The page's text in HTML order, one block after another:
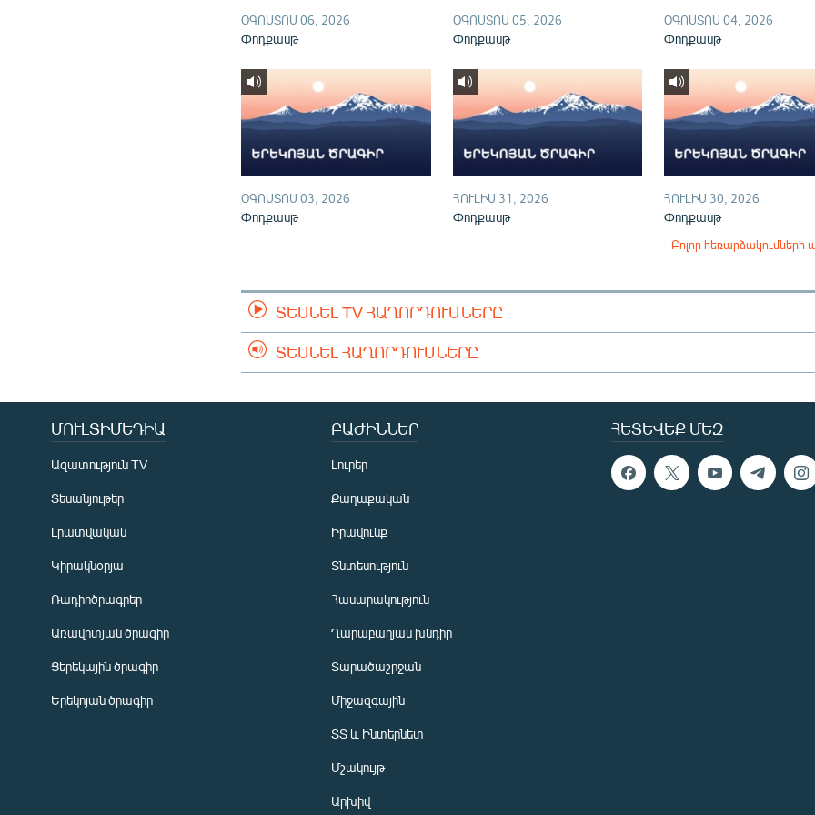
ՕԳՈՍՏՈՍ 06, 2026
Փոդքասթ
ՕԳՈՍՏՈՍ 05, 2026
Փոդքասթ
ՕԳՈՍՏՈՍ 04, 2026
Փոդքասթ
ՕԳՈՍՏՈՍ 03, 2026
Փոդքասթ
ՀՈՒԼԻՍ 31, 2026
Փոդքասթ
ՀՈՒԼԻՍ 30, 2026
Փոդքասթ
Բոլոր հեռարձակումների
ՏԵՍՆԵԼ TV ՀԱՂՈՐԴՈՒՄՆԵՐԸ
ՏԵՍՆԵԼ ՀԱՂՈՐԴՈՒՄՆԵՐԸ
ՀԵՏԵՎԵՔ ՄԵԶ
ՄՈՒԼՏԻՄԵԴԻԱ
Ազատություն TV
Տեսանյութեր
Լրատվական
Կիրակնօրյա
Ռադիոծրագրեր
Առավոտյան ծրագիր
Ցերեկային ծրագիր
Երեկոյան ծրագիր
ԲԱԺԻՆՆԵՐ
Լուրեր
Քաղաքական
Իրավունք
Տնտեսություն
Հասարակություն
Ղարաբաղյան խնդիր
Տարածաշրջան
Միջազգային
ՏՏ և Ինտերնետ
Մշակույթ
Արխիվ